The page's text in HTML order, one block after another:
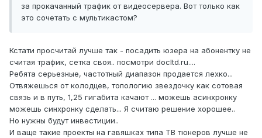
за прокачанный трафик от видеосервера. Вот только как
это сочетать с мультикастом?
Кстати просчитай лучше так - посадить юзера на абонентку не
считая трафик, сетка своя.. посмотри docltd.ru....
Ребята серьезные, частотный диапазон продается лехко...
Отвяжешься от колодцев, топологию звездочку как сотовая
связь и в путь, 1,25 гигабита качают ... можешь асинхронку
можешь синхронку сделать... Я считаю решение хорошее..
Но нужны будут инвестиции..
И ваще такие проекты на гавяшках типа ТВ тюнеров лучше не